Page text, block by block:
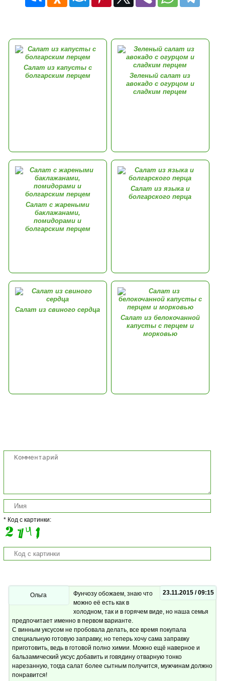
Салат из капусты с
болгарским перцем
Зеленый салат из
авокадо с огурцом и
сладким перцем
Салат с жареными
баклажанами,
помидорами и
болгарским перцем
Салат из языка и
болгарского перца
Салат из свиного сердца
Салат из белокочанной
капусты с перцем и
морковью
* Код с картинки:
23.11.2015 / 09:15
Ольга
Фунчозу обожаем, знаю что
можно её есть как в
холодном, так и в горячем виде, но наша семья
предпочитает именно в первом варианте.
С винным уксусом не пробовала делать, все время покупала
специальную готовую заправку, но теперь хочу сама заправку
приготовить, ведь в готовой полно химии. Можно ещё наверное и
бальзамический уксус добавить и говядину отварную тонко
нарезанную, тогда салат более сытным получится, мужчинам должно
понравится!